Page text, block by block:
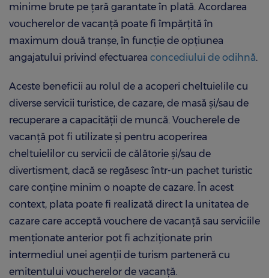
minime brute pe ţară garantate în plată. Acordarea
voucherelor de vacanţă poate fi împărţită în
maximum două tranşe, în funcţie de opţiunea
angajatului privind efectuarea concediului de odihnă.
Aceste beneficii au rolul de a acoperi cheltuielile cu
diverse servicii turistice, de cazare, de masă şi/sau de
recuperare a capacităţii de muncă. Voucherele de
vacanţă pot fi utilizate şi pentru acoperirea
cheltuielilor cu servicii de călătorie şi/sau de
divertisment, dacă se regăsesc într-un pachet turistic
care conține minim o noapte de cazare. În acest
context, plata poate fi realizată direct la unitatea de
cazare care acceptă vouchere de vacanță sau serviciile
menționate anterior pot fi achziţionate prin
intermediul unei agenții de turism parteneră cu
emitentului voucherelor de vacanţă.